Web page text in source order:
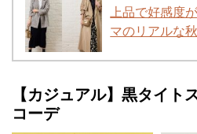
上品で好感度
マのリアルな
【カジュアル】黒タイト
コーデ